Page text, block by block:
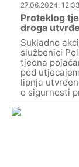
27.06.2024.
Proteklog
droga
Sukladno
službenici
tjedna
pod
lipnja
o sigurnosti